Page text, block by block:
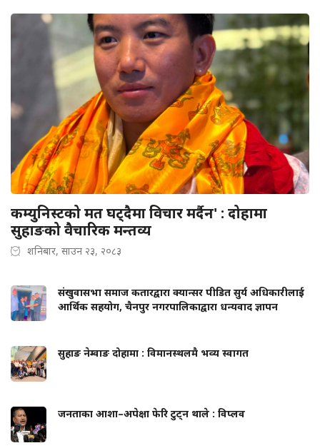
कम्युनिस्टको मत घट्दैमा विचार मर्दैन' : दोहामा
सुहाङको वैचारिक मन्तव्य
शनिबार, साउन २३, २०८३
संखुवासभा समाज कतारद्वारा क्यान्सर पीडित सुर्य अधिकारीलाई
आर्थिक सहयोग, चैनपुर नगरपालिकाद्वारा धन्यवाद ज्ञापन
सुहाङ नेम्वाङ दोहामा : विमानस्थलमै भव्य स्वागत
जनताका आशा–अपेक्षा फेरि टुट्न थाले : विप्लव